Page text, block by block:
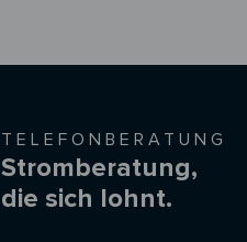
TELEFONBERATUNG
Stromberatung,
die sich lohnt.